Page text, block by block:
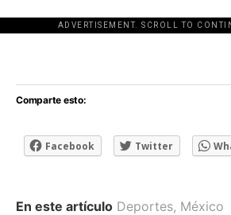
ADVERTISEMENT. SCROLL TO
[adsforwp
Comparte esto:
Facebook Twitter
En este artículo Deportes, México